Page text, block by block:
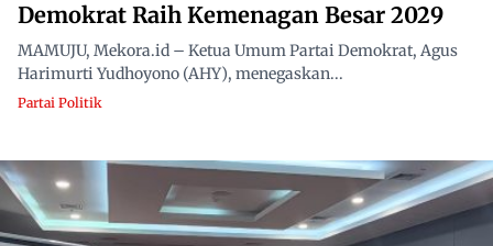
Demokrat Raih Kemenagan Besar 2029
MAMUJU, Mekora.id – Ketua Umum Partai Demokrat, Agus
Harimurti Yudhoyono (AHY), menegaskan...
Partai Politik